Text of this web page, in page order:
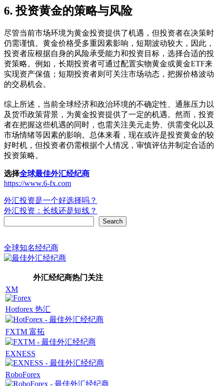
6. 投资黄金的策略与风险
尽管当前市场环境为黄金投资提供了机遇，但投资者在决策时
仍需谨慎。黄金价格受多重因素影响，短期波动较大，因此，
投资者应根据自身的风险承受能力和投资目标，选择合适的投
资策略。例如，长期投资者可通过配置实物黄金或黄金ETF来
实现资产保值；短期投资者则可关注市场动态，把握价格波动
的交易机会。
综上所述，当前全球经济和政治环境的不确定性、通胀压力以
及货币政策背景，为黄金投资提供了一定的机遇。然而，投资
者在把握这些机遇的同时，也需关注美元走势、供需变化以及
市场情绪等因素的影响。总体来看，现在或许是投资黄金的较
好时机，但投资者仍需根据个人情况，审慎评估并制定合适的
投资策略。
选择全球最佳外汇经纪商
https://www.6-fx.com
Post
navigation
外汇投资是一个好选择吗？
外汇投资：长线还是短线？
Search
全球知名经纪商
外汇经纪商热门关注
XM
Hotforex 热汇
FXTM 富拓
EXNESS
RoboForex